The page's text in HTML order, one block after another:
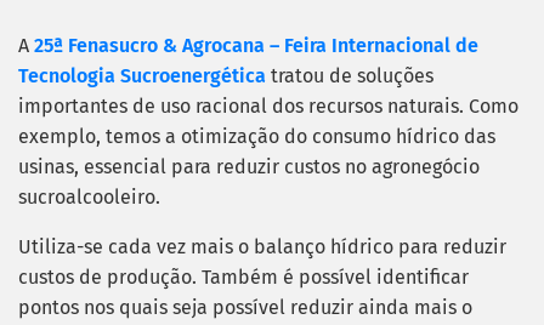
A 25ª Fenasucro & Agrocana – Feira Internacional de
Tecnologia Sucroenergética tratou de soluções
importantes de uso racional dos recursos naturais. Como
exemplo, temos a otimização do consumo hídrico das
usinas, essencial para reduzir custos no agronegócio
sucroalcooleiro.
Utiliza-se cada vez mais o balanço hídrico para reduzir
custos de produção. Também é possível identificar
pontos nos quais seja possível reduzir ainda mais o